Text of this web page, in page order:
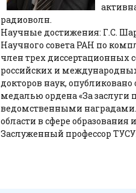
радиоволн.
Научные достижения: Г.С.
Научного совета РАН по
член трех диссертационных
российских и
докторов наук,
медалью ордена «За
ведомственными
области в сфере образования
Заслуженный профессор